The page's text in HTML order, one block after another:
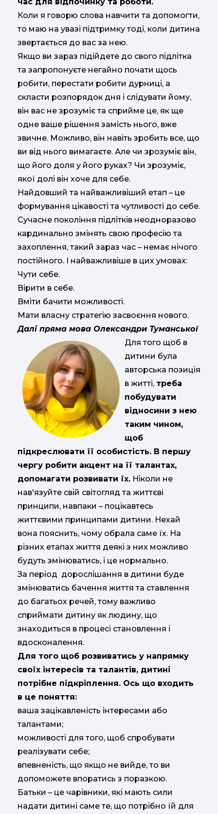
Коли я говорю слова навчити та допомогти,
то маю на увазі підтримку тоді, коли дитина
звертається до вас за нею.
Якщо ви зараз підійдете до свого підлітка
та запропонуєте негайно почати щось
робити, перестати робити дурниці, а
скласти розпорядок дня і слідувати йому,
він вас не зрозуміє та сприйме це, як ще
одне ваше рішення замість нього, вже
звичне. Можливо, він навіть зробить все, що
ви від нього вимагаєте. Але чи зрозуміє він,
що його доля у його руках? Чи зрозуміє,
якої долі він хоче для себе.
Найдовший та найважливіший етап – це
формування цікавості та чутливості до себе.
Сучасне покоління підлітків неодноразово
кардинально змінять свою професію та
захоплення, такий зараз час – немає нічого
постійного. І найважливіше в цих умовах:
Чути себе.
Вірити в себе.
Вміти бачити можливості.
Мати власну стратегію засвоєння нового.
Далі пряма мова Олександри Туманської
Для того щоб в
дитини була
авторська позиція
в житті, треба
побудувати
відносини з нею
таким чином,
щоб
підкреслювати її особистість. В першу
чергу робити акцент на її талантах,
допомагати розвивати їх. Ніколи не
нав'язуйте свій світогляд та життєві
принципи, навпаки – поцікавтесь
життєвими принципами дитини. Нехай
вона пояснить, чому обрала саме їх. На
різних етапах життя деякі з них можливо
будуть змінюватись, і це нормально.
За період дорослішання в дитини буде
змінюватись бачення життя та ставлення
до багатьох речей, тому важливо
сприймати дитину як людину, що
знаходиться в процесі становлення і
вдосконалення.
Для того щоб розвиватись у напрямку
своїх інтересів та талантів, дитині
потрібне підкріплення. Ось що входить
в це поняття:
ваша зацікавленість інтересами або
талантами;
можливості для того, щоб спробувати
реалізувати себе;
впевненість, що якщо не вийде, то ви
допоможете впоратись з поразкою.
Батьки – це чарівники, які мають сили
надати дитині саме те, що потрібно їй для